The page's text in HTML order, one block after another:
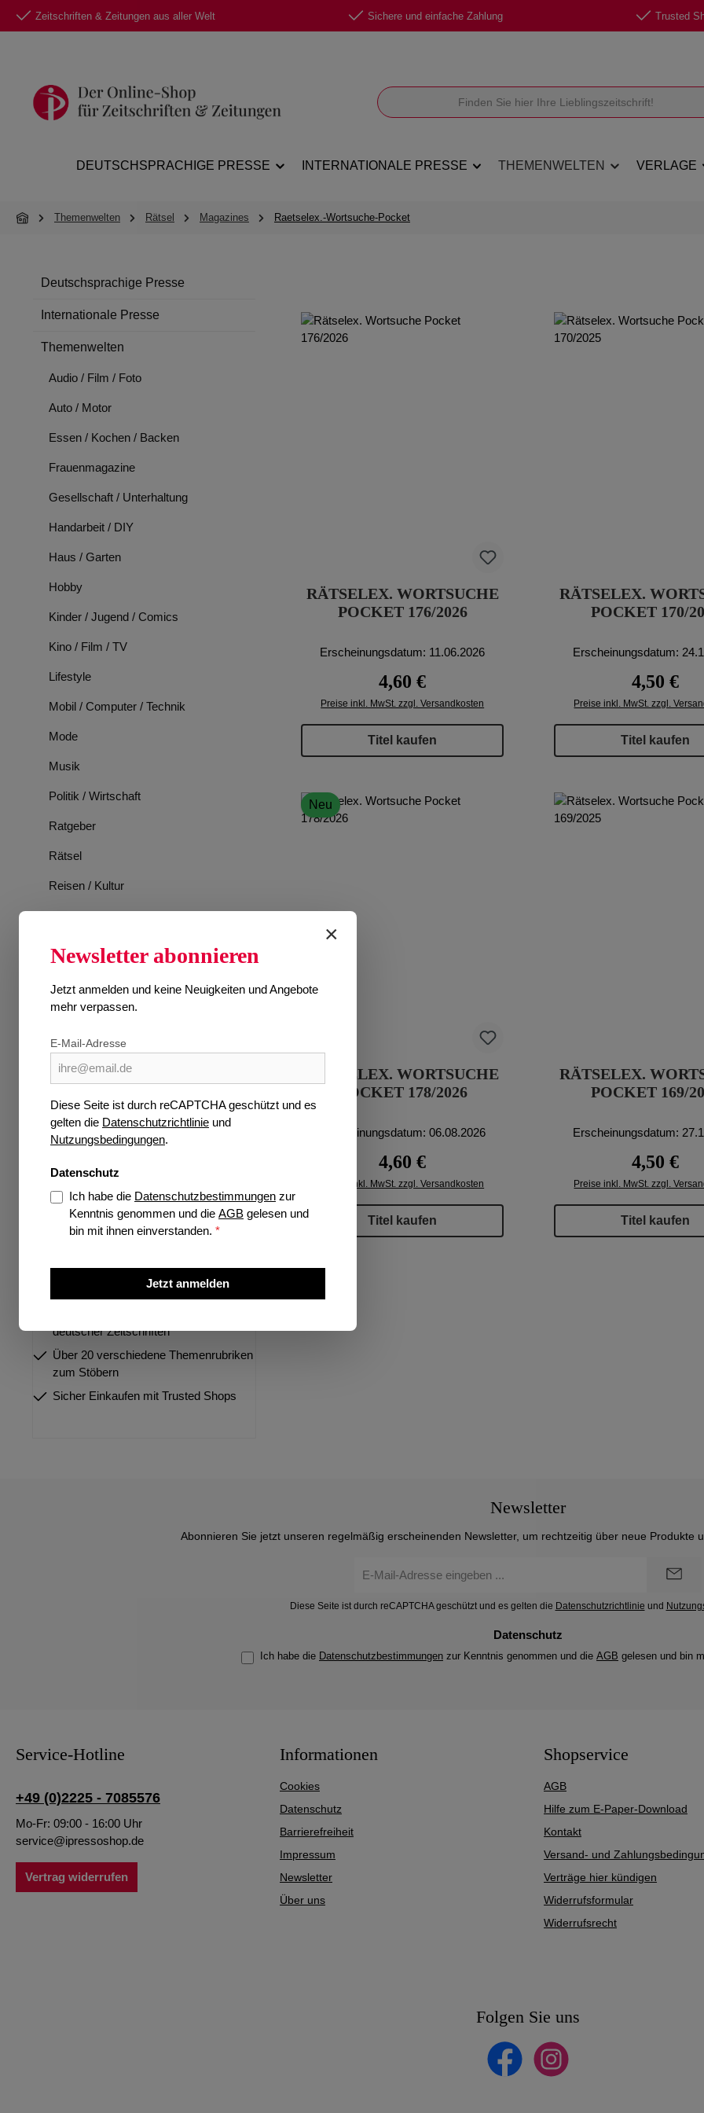
Hauptinhalt springen
Zur Suche springen
Zur Hauptnavigation springen
Zeitschriften & Zeitungen aus aller Welt Sichere und einfache Zahlung Trusted
DEUTSCHSPRACHIGE PRESSE INTERNATIONALE PRESSE THEMENWELTEN VERLAGE
Themenwelten Rätsel Magazines Raetselex.-Wortsuche-Pocket
Deutschsprachige Presse
Internationale Presse
Themenwelten
Audio / Film / Foto
Auto / Motor
Essen / Kochen / Backen
Frauenmagazine
Gesellschaft / Unterhaltung
Handarbeit / DIY
Haus / Garten
Hobby
Kinder / Jugend / Comics
Kino / Film / TV
Lifestyle
Mobil / Computer / Technik
Mode
Musik
Politik / Wirtschaft
Ratgeber
Rätsel
Reisen / Kultur
Romane
Tiere
Wissen
Jetzt vorbestellen
und internationale Zeitschriften
deutscher Zeitschriften
Über 20 verschiedene Themenrubriken
zum Stöbern
Sicher Einkaufen mit Trusted Shops
RÄTSELEX. WORTSUCHE
POCKET 176/2026
Erscheinungsdatum: 11.06.2026
Regulärer Preis:
4,60 €
Preise inkl. MwSt. zzgl. Versandkosten
Titel kaufen
RÄTSELEX.
POCKET 170/
Erscheinungsdatum:
Regulärer
4,50 €
Preise inkl. MwSt. zzgl.
Titel kaufen
Neu
RÄTSELEX. WORTSUCHE
POCKET 178/2026
Erscheinungsdatum: 06.08.2026
Regulärer Preis:
4,60 €
Preise inkl. MwSt. zzgl. Versandkosten
Titel kaufen
RÄTSELEX.
POCKET 169/
Erscheinungsdatum:
Regulärer
4,50 €
Preise inkl. MwSt. zzgl.
Titel kaufen
Newsletter
Abonnieren Sie jetzt unseren regelmäßig erscheinenden Newsletter, um rechtzeitig über neue Produkte
Mail-
Diese Seite ist durch reCAPTCHA geschützt und es gelten die Datenschutzrichtlinie und
Datenschutz
Ich habe die Datenschutzbestimmungen zur Kenntnis genommen und die AGB gelesen und bin
Service-Hotline
+49 (0)2225 - 7085576
Mo-Fr: 09:00 - 16:00 Uhr
service@ipressoshop.de
Vertrag widerrufen
Informationen
Cookies
Datenschutz
Barrierefreiheit
Impressum
Newsletter
Über uns
Shopservice
AGB
Hilfe zum E-Paper-Download
Kontakt
Versand- und
Verträge hier kündigen
Widerrufsformular
Widerrufsrecht
Folgen Sie uns
Facebook Instagram
×
Newsletter abonnieren
Jetzt anmelden und keine Neuigkeiten und Angebote
mehr verpassen.
E-Mail-Adresse
Diese Seite ist durch reCAPTCHA geschützt und es
gelten die Datenschutzrichtlinie und
Nutzungsbedingungen.
Datenschutz
Ich habe die Datenschutzbestimmungen zur
Kenntnis genommen und die AGB gelesen und
bin mit ihnen einverstanden. *
Jetzt anmelden